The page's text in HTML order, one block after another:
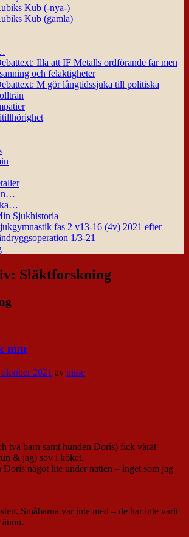
Kub (-nya-)
Kub (gamla)
Illa att IF Metalls ordförande far men
och felaktigheter
M gör långtidssjuka till politiska
Sjukhistoria
fas 2 v13-16 (4v) 2021 efter
1/3-21
Släktforskning
mm
2021 av nisse
två barn samt hunden Doris) fick vårat
& jag) sov i köket.
något lite under natten – inget som jag
Småbarna var inte med – de har inte varit